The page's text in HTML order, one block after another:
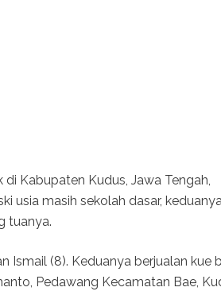
Kabupaten Kudus, Jawa Tengah,
usia masih sekolah dasar, keduanya
tuanya.
Ismail (8). Keduanya berjualan kue
Pedawang Kecamatan Bae,